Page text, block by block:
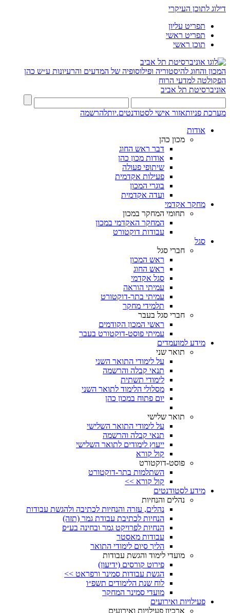
דילוג לתוכן העיקרי
תפריט עליון
תפריט ראשי
תוכן ראשי
המכון והחוג להיסטוריה ופילוסופיה של המדעים והרעיונות ע״ש כהן
הפקולטה למדעי הרוח
אוניברסיטת תל אביב
מערכת פניותאזור אישי לסטודנטים.יותלהרשמה
אודות
מכון כהן
דבר ראש החוג
אודות מכון כהן
שיתופי פעולה
פעילות אקדמית
בוגרי המכון
ועדה אקדמית
מחקר אקדמי
תחומי המחקר במכון
המחקר האקדמי במכון
עבודות דוקטורט
סגל
חברי סגל
ראש המכון
ראש החוג
סגל אקדמי
עמיתי הוראה
עמיתי בתר-דוקטורט
תלמידי מחקר
חברי סגל בעבר
ראשי המכון הקודמים
עמיתי פוסט-דוקטורט בעבר
מידע למועמדים
תואר שני
על לימודי התואר השני
תנאי קבלה והרשמה
לימודי תשתית
מסלולי הלימוד לתואר השני
יום פתוח במכון כהן
תואר שלישי
על לימודי התואר השלישי
תנאי קבלה והרשמה
ייעוץ לימודים לתואר השלישי
קול קורא
פוסט-דוקטורט
השתלמות בתר-דוקטורט
קול קורא >>
מידע לסטודנטים
נהלים והנחיות
נהלים, עזרה והנחיות לכתיבה ולהגשת עבודות
הנחיות לכתיבת עבודת גמר (תזה)
הנחיות לפרויקט גמר ובחינה בע״פ
עבודות מאסטר
הליך סיום לימודי התואר
מועדי לימוד והגשת עבודות
פירוט קורסים (ידיעון)
הגשת עבודות סמינר ורפראט >>
לוח שנת הלימודים תשפ״ו
מועדי סמינר המחקר
פעילויות ואירועים
ארכיון פעילויות ואירועים